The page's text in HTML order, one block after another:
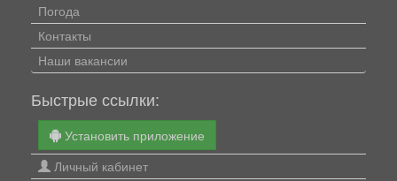
Погода
Контакты
Наши вакансии
Быстрые ссылки:
Установить приложение
Личный кабинет